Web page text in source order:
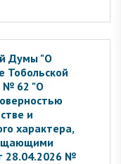
Думы "О
Тобольской
№ 62 "О
и
характера,
28.04.2026 №